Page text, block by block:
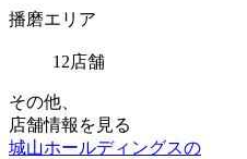
播磨エリア
12店舗
その他、
店舗情報を見る
城山ホールディングスの